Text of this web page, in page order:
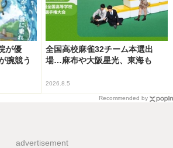
が優
腕競う
全国高校麻雀32チーム本選出
場…麻布や大阪星光、東海も
2026.8.5
Recommended by
advertisement